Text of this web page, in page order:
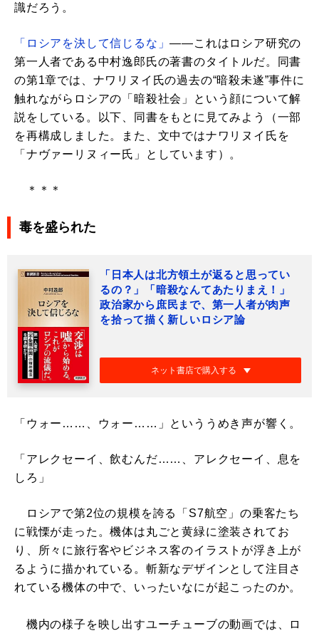
識だろう。
「ロシアを決して信じるな」――これはロシア研究の
第一人者である中村逸郎氏の著書のタイトルだ。同書
の第1章では、ナワリヌイ氏の過去の“暗殺未遂”事件に
触れながらロシアの「暗殺社会」という顔について解
説をしている。以下、同書をもとに見てみよう（一部
を再構成しました。また、文中ではナワリヌイ氏を
「ナヴァーリヌィー氏」としています）。
＊＊＊
毒を盛られた
「日本人は北方領土が返ると思ってい
るの？」「暗殺なんてあたりまえ！」
政治家から庶民まで、第一人者が肉声
を拾って描く新しいロシア論
ネット書店で購入する
「ウォー……、ウォー……」といううめき声が響く。
「アレクセーイ、飲むんだ……、アレクセーイ、息を
しろ」
ロシアで第2位の規模を誇る「S7航空」の乗客たち
に戦慄が走った。機体は丸ごと黄緑に塗装されてお
り、所々に旅行客やビジネス客のイラストが浮き上が
るように描かれている。斬新なデザインとして注目さ
れている機体の中で、いったいなにが起こったのか。
機内の様子を映し出すユーチューブの動画では、ロ